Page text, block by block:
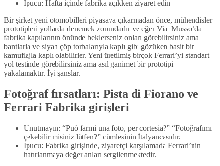
İpucu: Hafta içinde fabrika açıkken ziyaret edin
Bir şirket yeni otomobilleri piyasaya çıkarmadan önce, mühendisler
prototipleri yollarda denemek zorundadır ve eğer Via Musso’da
fabrika kapılarının önünde beklerseniz onları görebilirsiniz ama
bantlarla ve siyah çöp torbalarıyla kaplı gibi gözüken basit bir
kamuflajla kaplı olabilirler. Yeni üretilmiş birçok Ferrari’yi standart
yol testinde görebilirsiniz ama asıl ganimet bir prototipi
yakalamaktır. İyi şanslar.
Fotoğraf fırsatları: Pista di Fiorano ve
Ferrari Fabrika girişleri
Unutmayın: “Può farmi una foto, per cortesia?” “Fotoğrafımı
çekebilir misiniz lütfen?” cümlesinin İtalyancasıdır.
İpucu: Fabrika girişinde, ziyaretçi karşılamada Ferrari’nin
hatırlanmaya değer anları sergilenmektedir.